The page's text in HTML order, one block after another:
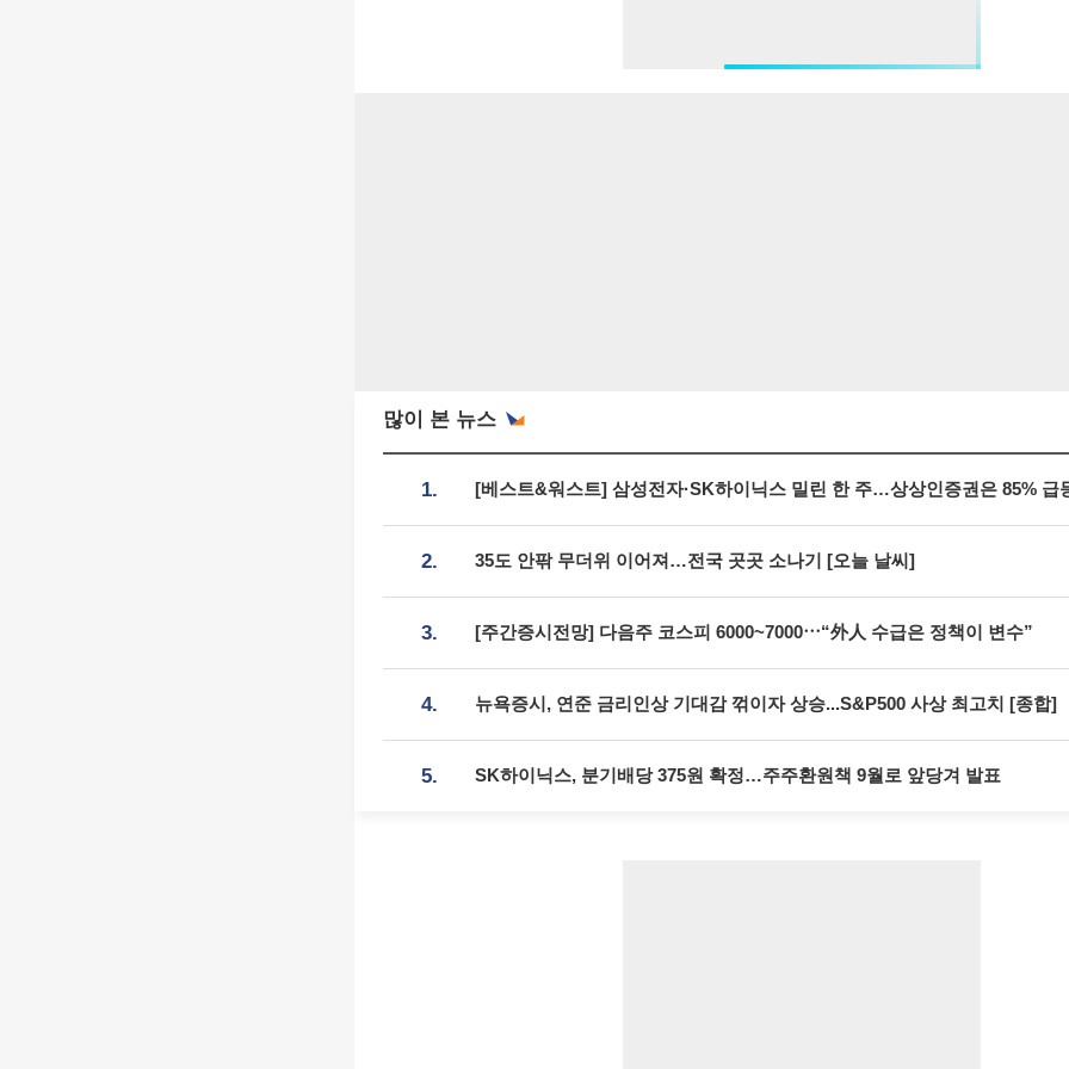
많이 본 뉴스
1. [베스트&워스트] 삼성전자·SK하이닉스 밀린 한 주…상상인증권은 85% 급
2. 35도 안팎 무더위 이어져…전국 곳곳 소나기 [오늘 날씨]
3. [주간증시전망] 다음주 코스피 6000~7000⋯“外人 수급은 정책이 변수”
4. 뉴욕증시, 연준 금리인상 기대감 꺾이자 상승...S&P500 사상 최고치 [종합]
5. SK하이닉스, 분기배당 375원 확정…주주환원책 9월로 앞당겨 발표